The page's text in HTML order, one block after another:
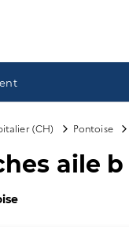
(CH) Pontoise
aile b